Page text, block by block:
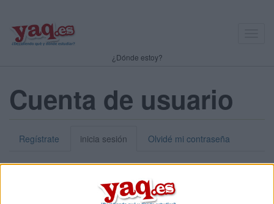
¿Dónde estoy?
Cuenta de usuario
Regístrate inicia sesión Olvidé mi contraseña